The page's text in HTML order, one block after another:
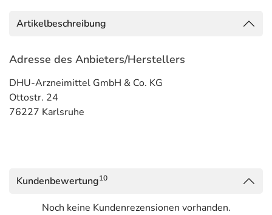
Artikelbeschreibung
Adresse des Anbieters/Herstellers
DHU-Arzneimittel GmbH & Co. KG
Ottostr. 24
76227 Karlsruhe
Kundenbewertung10
Noch keine Kundenrezensionen vorhanden.